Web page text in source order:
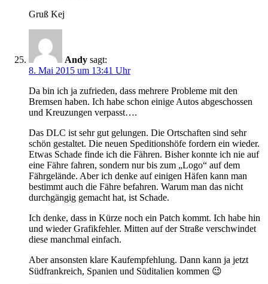
Gruß Kej
Andy sagt:
8. Mai 2015 um 13:41 Uhr
Da bin ich ja zufrieden, dass mehrere Probleme mit den
Bremsen haben. Ich habe schon einige Autos abgeschossen
und Kreuzungen verpasst….
Das DLC ist sehr gut gelungen. Die Ortschaften sind sehr
schön gestaltet. Die neuen Speditionshöfe fordern ein wieder.
Etwas Schade finde ich die Fähren. Bisher konnte ich nie auf
eine Fähre fahren, sondern nur bis zum „Logo“ auf dem
Fährgelände. Aber ich denke auf einigen Häfen kann man
bestimmt auch die Fähre befahren. Warum man das nicht
durchgängig gemacht hat, ist Schade.
Ich denke, dass in Kürze noch ein Patch kommt. Ich habe hin
und wieder Grafikfehler. Mitten auf der Straße verschwindet
diese manchmal einfach.
Aber ansonsten klare Kaufempfehlung. Dann kann ja jetzt
Südfrankreich, Spanien und Süditalien kommen 😉